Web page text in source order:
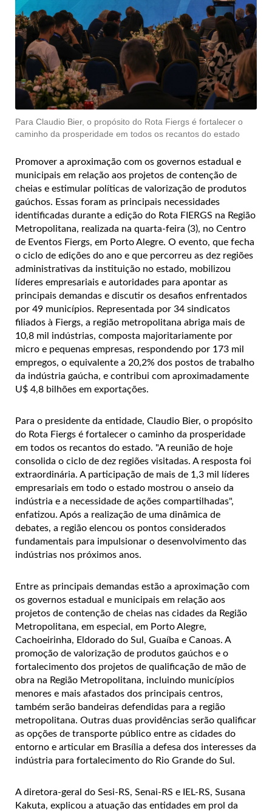
Para Claudio Bier, o propósito do Rota Fiergs é fortalecer o
caminho da prosperidade em todos os recantos do estado
Promover a aproximação com os governos estadual e
municipais em relação aos projetos de contenção de
cheias e estimular políticas de valorização de produtos
gaúchos. Essas foram as principais necessidades
identificadas durante a edição do Rota FIERGS na Região
Metropolitana, realizada na quarta-feira (3), no Centro
de Eventos Fiergs, em Porto Alegre. O evento, que fecha
o ciclo de edições do ano e que percorreu as dez regiões
administrativas da instituição no estado, mobilizou
líderes empresariais e autoridades para apontar as
principais demandas e discutir os desafios enfrentados
por 49 municípios. Representada por 34 sindicatos
filiados à Fiergs, a região metropolitana abriga mais de
10,8 mil indústrias, composta majoritariamente por
micro e pequenas empresas, respondendo por 173 mil
empregos, o equivalente a 20,2% dos postos de trabalho
da indústria gaúcha, e contribui com aproximadamente
U$ 4,8 bilhões em exportações.
Para o presidente da entidade, Claudio Bier, o propósito
do Rota Fiergs é fortalecer o caminho da prosperidade
em todos os recantos do estado. "A reunião de hoje
consolida o ciclo de dez regiões visitadas. A resposta foi
extraordinária. A participação de mais de 1,3 mil líderes
empresariais em todo o estado mostrou o anseio da
indústria e a necessidade de ações compartilhadas",
enfatizou. Após a realização de uma dinâmica de
debates, a região elencou os pontos considerados
fundamentais para impulsionar o desenvolvimento das
indústrias nos próximos anos.
Entre as principais demandas estão a aproximação com
os governos estadual e municipais em relação aos
projetos de contenção de cheias nas cidades da Região
Metropolitana, em especial, em Porto Alegre,
Cachoeirinha, Eldorado do Sul, Guaíba e Canoas. A
promoção de valorização de produtos gaúchos e o
fortalecimento dos projetos de qualificação de mão de
obra na Região Metropolitana, incluindo municípios
menores e mais afastados dos principais centros,
também serão bandeiras defendidas para a região
metropolitana. Outras duas providências serão qualificar
as opções de transporte público entre as cidades do
entorno e articular em Brasília a defesa dos interesses da
indústria para fortalecimento do Rio Grande do Sul.
A diretora-geral do Sesi-RS, Senai-RS e IEL-RS, Susana
Kakuta, explicou a atuação das entidades em prol da